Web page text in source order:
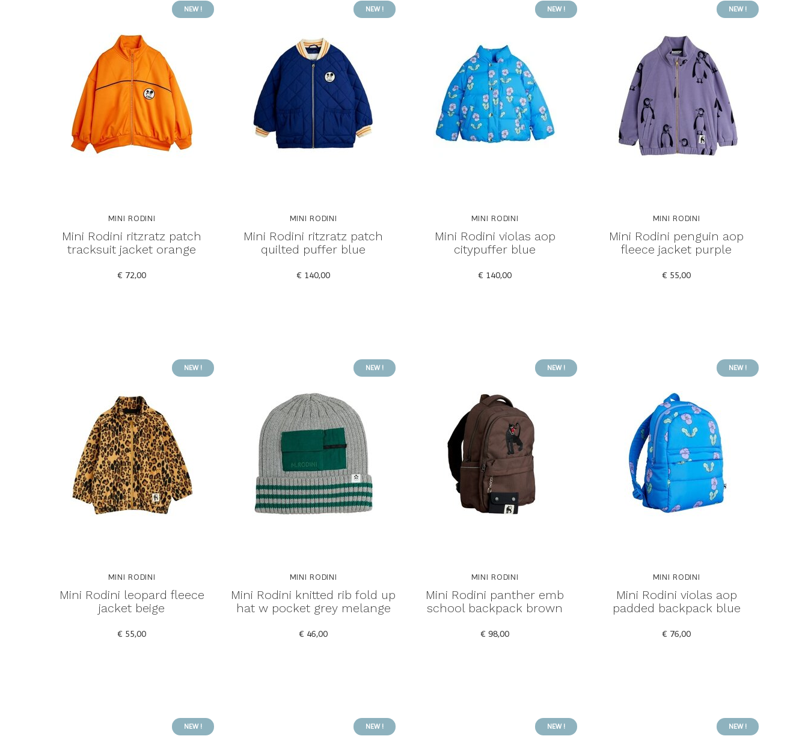
NEW !
MINI RODINI
Mini Rodini ritzratz patch
tracksuit jacket orange
€ 72,00
NEW !
MINI RODINI
Mini Rodini ritzratz patch
quilted puffer blue
€ 140,00
NEW !
MINI RODINI
Mini Rodini violas aop
citypuffer blue
€ 140,00
NEW !
MINI RODINI
Mini Rodini penguin aop
fleece jacket purple
€ 55,00
NEW !
MINI RODINI
Mini Rodini leopard fleece
jacket beige
€ 55,00
NEW !
MINI RODINI
Mini Rodini knitted rib fold up
hat w pocket grey melange
€ 46,00
NEW !
MINI RODINI
Mini Rodini panther emb
school backpack brown
€ 98,00
NEW !
MINI RODINI
Mini Rodini violas aop
padded backpack blue
€ 76,00
NEW ! NEW ! NEW ! NEW !